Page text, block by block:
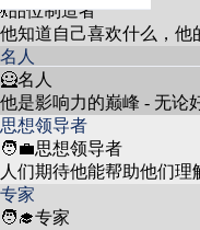
常讨
健身
💃品位制造者
他知道自己喜欢什么，他
名人
🦸名人
他是影响力的巅峰 - 无论
思想领导者
🧑‍💼思想领导者
人们期待他能帮助他们
专家
🧑‍🎓专家